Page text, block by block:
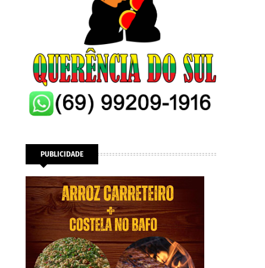
PUBLICIDADE